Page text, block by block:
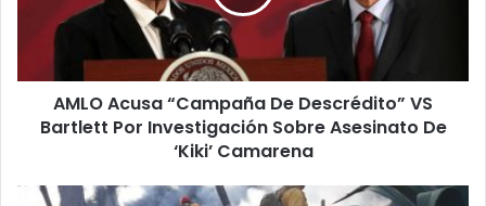
Bartlett
Investigación
Sobre
Asesinato
Camarena
AMLO Acusa “Campaña De Descrédito” VS
Bartlett Por Investigación Sobre Asesinato De
‘Kiki’ Camarena
Van